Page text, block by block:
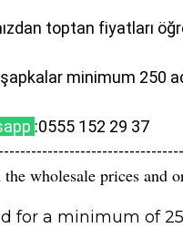
toptan fiyatları
minimum 250
:0555 152 29 37
wholesale prices and
for a minimum of